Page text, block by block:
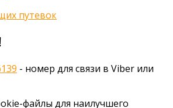
- номер для связи в Viber или
файлы для наилучшего